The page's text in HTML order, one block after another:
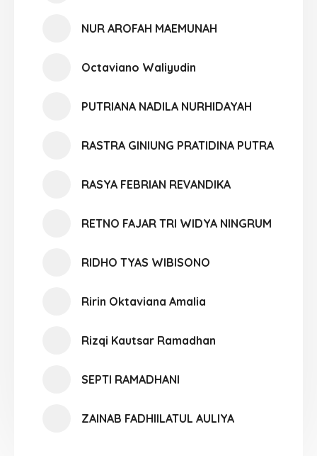
NUR AROFAH MAEMUNAH
Octaviano Waliyudin
PUTRIANA NADILA NURHIDAYAH
RASTRA GINIUNG PRATIDINA PUTRA
RASYA FEBRIAN REVANDIKA
RETNO FAJAR TRI WIDYA NINGRUM
RIDHO TYAS WIBISONO
Ririn Oktaviana Amalia
Rizqi Kautsar Ramadhan
SEPTI RAMADHANI
ZAINAB FADHIILATUL AULIYA